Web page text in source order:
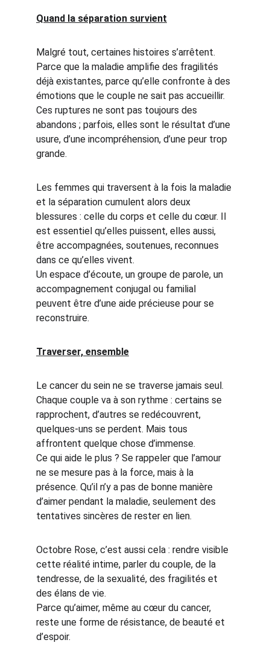
Quand la séparation survient
Malgré tout, certaines histoires s’arrêtent.
Parce que la maladie amplifie des fragilités
déjà existantes, parce qu’elle confronte à des
émotions que le couple ne sait pas accueillir.
Ces ruptures ne sont pas toujours des
abandons ; parfois, elles sont le résultat d’une
usure, d’une incompréhension, d’une peur trop
grande.
Les femmes qui traversent à la fois la maladie
et la séparation cumulent alors deux
blessures : celle du corps et celle du cœur. Il
est essentiel qu’elles puissent, elles aussi,
être accompagnées, soutenues, reconnues
dans ce qu’elles vivent.
Un espace d’écoute, un groupe de parole, un
accompagnement conjugal ou familial
peuvent être d’une aide précieuse pour se
reconstruire.
Traverser, ensemble
Le cancer du sein ne se traverse jamais seul.
Chaque couple va à son rythme : certains se
rapprochent, d’autres se redécouvrent,
quelques-uns se perdent. Mais tous
affrontent quelque chose d’immense.
Ce qui aide le plus ? Se rappeler que l’amour
ne se mesure pas à la force, mais à la
présence. Qu’il n’y a pas de bonne manière
d’aimer pendant la maladie, seulement des
tentatives sincères de rester en lien.
Octobre Rose, c’est aussi cela : rendre visible
cette réalité intime, parler du couple, de la
tendresse, de la sexualité, des fragilités et
des élans de vie.
Parce qu’aimer, même au cœur du cancer,
reste une forme de résistance, de beauté et
d’espoir.